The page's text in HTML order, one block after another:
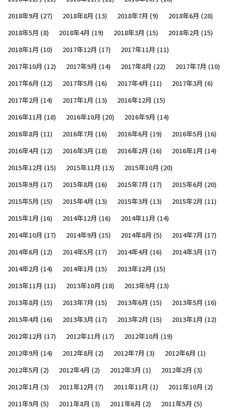
2018年9月 (27) 2018年8月 (13) 2018年7月 (9) 2018年6月 (28)
2018年5月 (8) 2018年4月 (19) 2018年3月 (15) 2018年2月 (15)
2018年1月 (10) 2017年12月 (17) 2017年11月 (11)
2017年10月 (12) 2017年9月 (14) 2017年8月 (22) 2017年7月 (10)
2017年6月 (12) 2017年5月 (16) 2017年4月 (11) 2017年3月 (6)
2017年2月 (14) 2017年1月 (13) 2016年12月 (15)
2016年11月 (18) 2016年10月 (20) 2016年9月 (14)
2016年8月 (11) 2016年7月 (16) 2016年6月 (19) 2016年5月 (16)
2016年4月 (12) 2016年3月 (18) 2016年2月 (16) 2016年1月 (14)
2015年12月 (15) 2015年11月 (13) 2015年10月 (20)
2015年9月 (17) 2015年8月 (16) 2015年7月 (17) 2015年6月 (20)
2015年5月 (15) 2015年4月 (13) 2015年3月 (13) 2015年2月 (11)
2015年1月 (16) 2014年12月 (16) 2014年11月 (14)
2014年10月 (17) 2014年9月 (15) 2014年8月 (5) 2014年7月 (17)
2014年6月 (12) 2014年5月 (17) 2014年4月 (16) 2014年3月 (17)
2014年2月 (14) 2014年1月 (15) 2013年12月 (15)
2013年11月 (11) 2013年10月 (18) 2013年9月 (13)
2013年8月 (15) 2013年7月 (15) 2013年6月 (15) 2013年5月 (16)
2013年4月 (16) 2013年3月 (17) 2013年2月 (15) 2013年1月 (12)
2012年12月 (17) 2012年11月 (17) 2012年10月 (19)
2012年9月 (14) 2012年8月 (2) 2012年7月 (3) 2012年6月 (1)
2012年5月 (2) 2012年4月 (2) 2012年3月 (1) 2012年2月 (3)
2012年1月 (3) 2011年12月 (7) 2011年11月 (1) 2011年10月 (2)
2011年9月 (5) 2011年8月 (3) 2011年6月 (2) 2011年5月 (5)